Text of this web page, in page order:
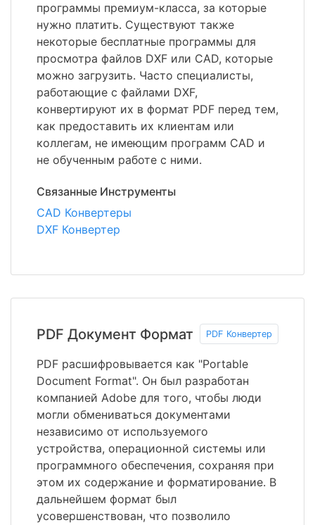
программы премиум-класса, за которые
нужно платить. Существуют также
некоторые бесплатные программы для
просмотра файлов DXF или CAD, которые
можно загрузить. Часто специалисты,
работающие с файлами DXF,
конвертируют их в формат PDF перед тем,
как предоставить их клиентам или
коллегам, не имеющим программ CAD и
не обученным работе с ними.
Связанные Инструменты
CAD Конвертеры
DXF Конвертер
PDF Документ Формат PDF Конвертер
PDF расшифровывается как "Portable
Document Format". Он был разработан
компанией Adobe для того, чтобы люди
могли обмениваться документами
независимо от используемого
устройства, операционной системы или
программного обеспечения, сохраняя при
этом их содержание и форматирование. В
дальнейшем формат был
усовершенствован, что позволило